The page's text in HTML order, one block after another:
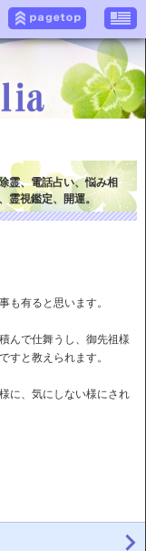
霊、電話占い、悩み相
霊視鑑定、開運。
も有ると思います。
んで仕舞うし、御先祖様
すと教えられます。
に、気にしない様にされ